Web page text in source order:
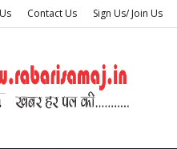
Contact Us Sign Us/ Join Us